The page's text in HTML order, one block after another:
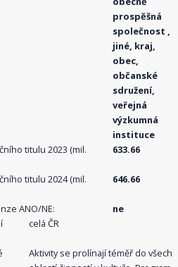
prospěšná
společnost ,
jiné, kraj,
obec,
občanské
sdružení,
veřejná
výzkumná
instituce
titulu 2023 (mil.
633.66
titulu 2024 (mil.
646.66
ANO/NE:
ne
celá ČR
Aktivity se prolínají téměř do všech